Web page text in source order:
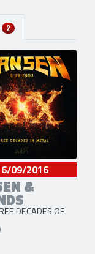
2
09/2016
&
DECADES OF